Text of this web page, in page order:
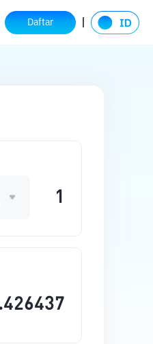
Daftar